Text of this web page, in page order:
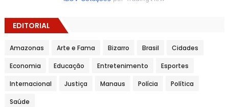
EDITORIAL
Amazonas Arte e Fama Bizarro Brasil Cidades
Economia Educação Entretenimento Esportes
Internacional Justiça Manaus Polícia Política
Saúde